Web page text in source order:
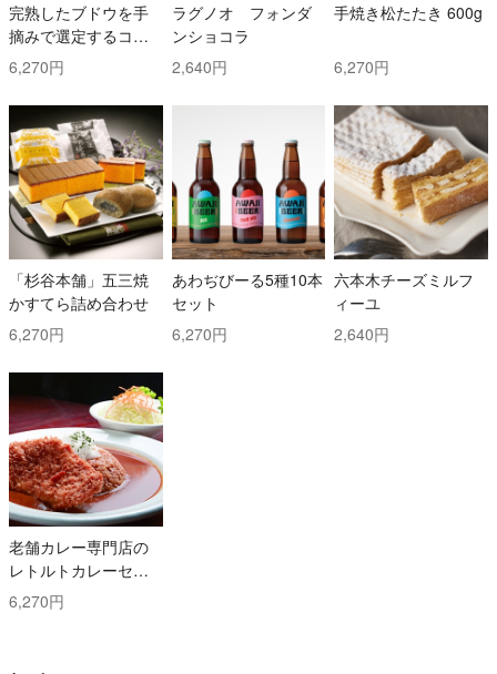
完熟したブドウを手
摘みで選定するコス
トと時間を掛けた白
ワイン2本セット！ ト
ッリ社/トレッビアー
ノ・ダブルッツォ 42
0 & コッリ・アプルテ
ィーニ 420 ぺコリー
ノ
6,270円
ラグノオ フォンダ
ンショコラ
2,640円
手焼き松たたき 600g
6,270円
「杉谷本舗」五三焼
かすてら詰め合わせ
6,270円
あわぢびーる5種10本
セット
6,270円
六本木チーズミルフ
ィーユ
2,640円
老舗カレー専門店の
レトルトカレーセッ
ト
6,270円